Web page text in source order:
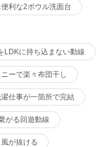
利な2ボウル洗面台
LDKに持ち込まない動線
ーで楽々布団干し
仕事が一箇所で完結
がる回遊動線
が抜ける